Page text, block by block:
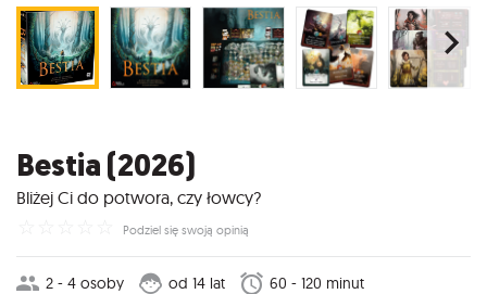
Bestia (2026)
Bliżej Ci do potwora, czy łowcy?
Podziel się swoją opinią
2 - 4 osoby od 14 lat
60 - 120 minut